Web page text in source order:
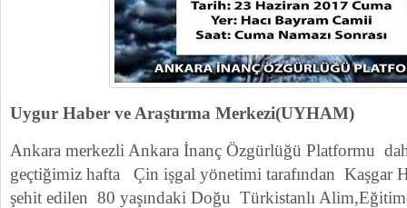
Uygur Haber ve Araştırma Merkezi(UYHAM)
Ankara merkezli Ankara İnanç Özgürlüğü Platformu
geçtiğimiz hafta Çin işgal yönetimi tarafından Kaşgar
şehit edilen 80 yaşındaki Doğu Türkistanlı